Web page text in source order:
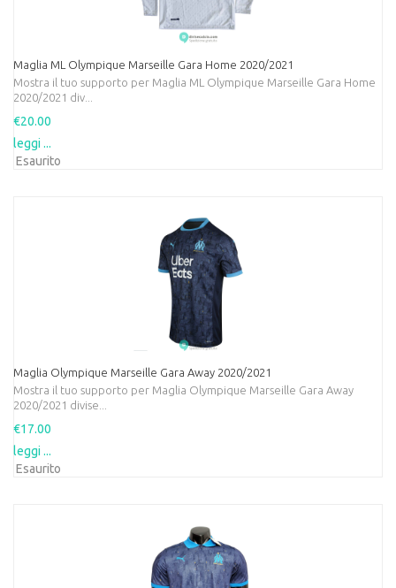
Maglia ML Olympique Marseille Gara Home 2020/2021
Mostra il tuo supporto per Maglia ML Olympique Marseille Gara Home
2020/2021 div...
€20.00
leggi ...
Esaurito
Maglia Olympique Marseille Gara Away 2020/2021
Mostra il tuo supporto per Maglia Olympique Marseille Gara Away
2020/2021 divise...
€17.00
leggi ...
Esaurito